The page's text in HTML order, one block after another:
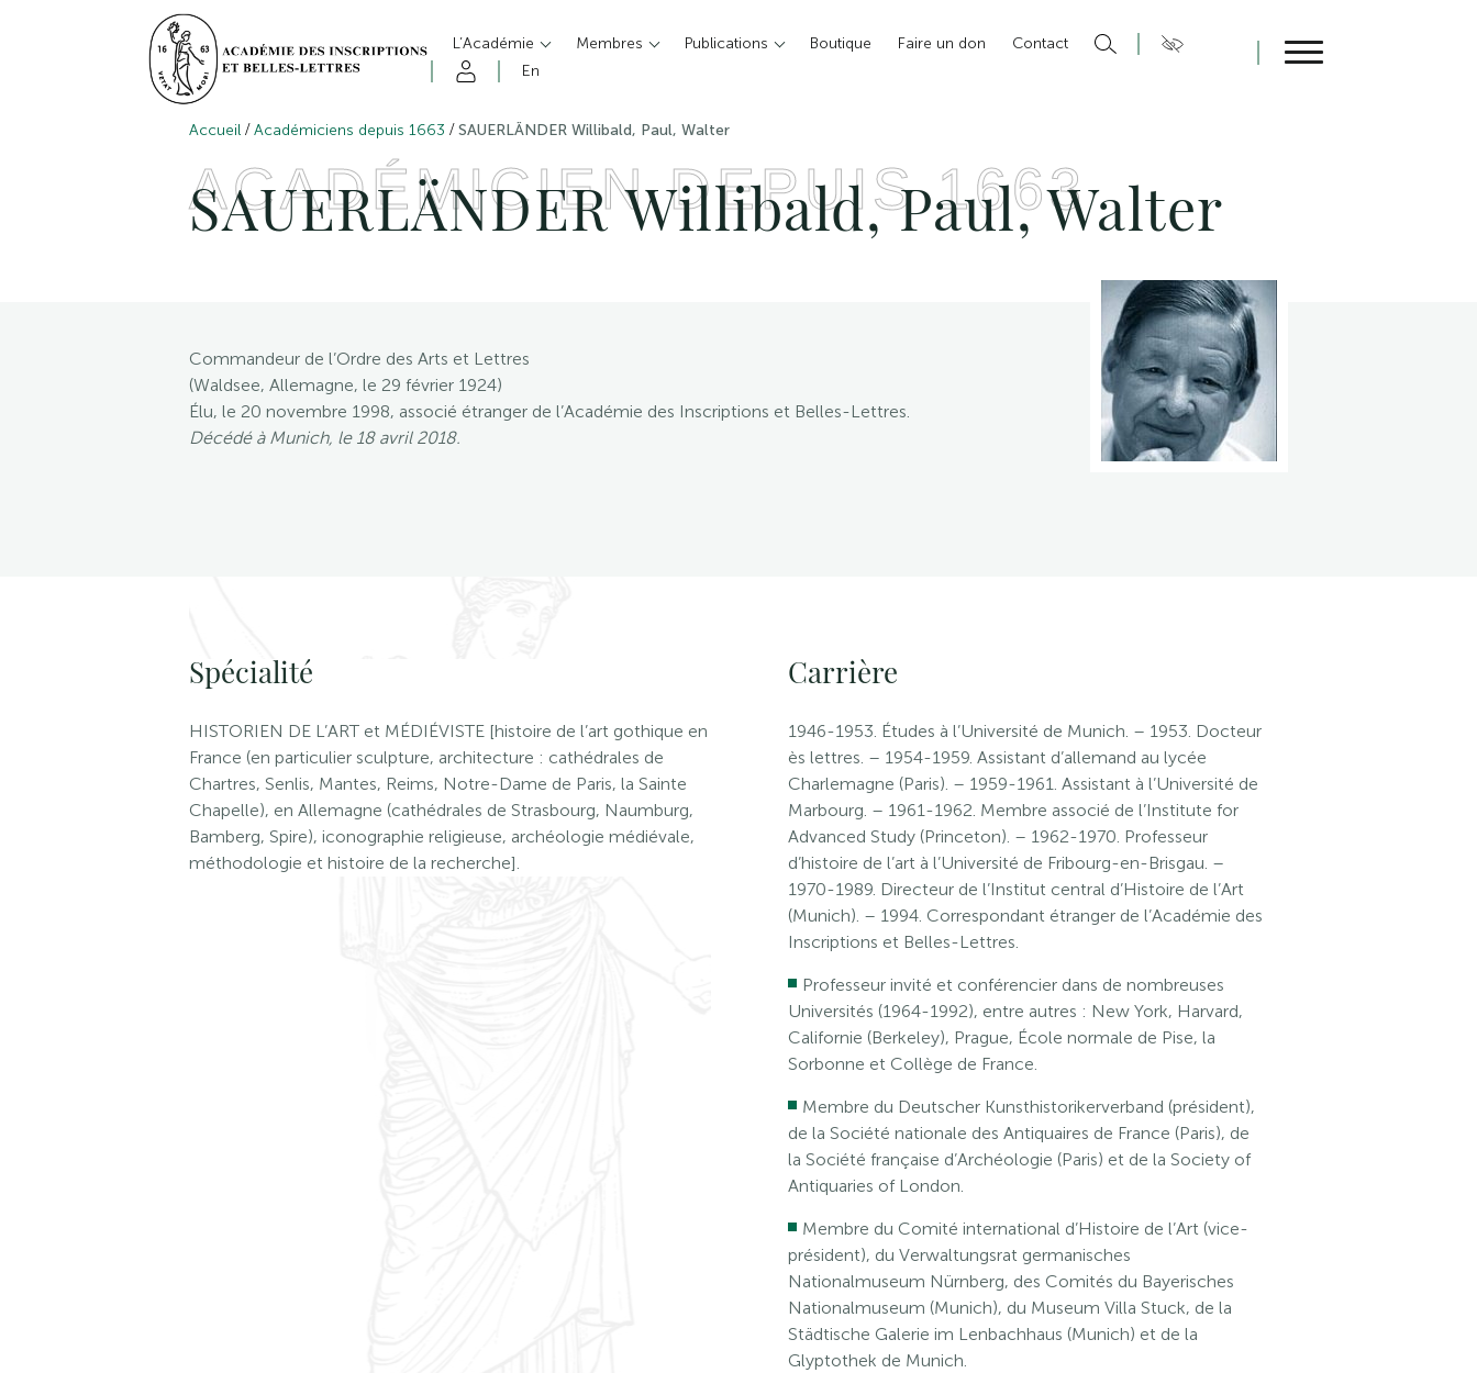
L’Académie Membres Publications Boutique Faire un don
Contact
En
Accueil /Académiciens depuis 1663 /SAUERLÄNDER Willibald, Paul, Walter
ACADÉMICIEN DEPUIS 1663
SAUERLÄNDER Willibald, Paul, Walter
Commandeur de l’Ordre des Arts et Lettres
(Waldsee, Allemagne, le 29 février 1924)
Élu, le 20 novembre 1998, associé étranger de l’Académie des Inscriptions et Belles-Lettres.
Décédé à Munich, le 18 avril 2018.
Spécialité
HISTORIEN DE L’ART et MÉDIÉVISTE [histoire de l’art gothique en
France (en particulier sculpture, architecture : cathédrales de
Chartres, Senlis, Mantes, Reims, Notre-Dame de Paris, la Sainte
Chapelle), en Allemagne (cathédrales de Strasbourg, Naumburg,
Bamberg, Spire), iconographie religieuse, archéologie médiévale,
méthodologie et histoire de la recherche].
Carrière
1946-1953. Études à l’Université de Munich. – 1953. Docteur
ès lettres. – 1954-1959. Assistant d’allemand au lycée
Charlemagne (Paris). – 1959-1961. Assistant à l’Université de
Marbourg. – 1961-1962. Membre associé de l’Institute for
Advanced Study (Princeton). – 1962-1970. Professeur
d’histoire de l’art à l’Université de Fribourg-en-Brisgau. –
1970-1989. Directeur de l’Institut central d’Histoire de l’Art
(Munich). – 1994. Correspondant étranger de l’Académie des
Inscriptions et Belles-Lettres.
Professeur invité et conférencier dans de nombreuses
Universités (1964-1992), entre autres : New York, Harvard,
Californie (Berkeley), Prague, École normale de Pise, la
Sorbonne et Collège de France.
Membre du Deutscher Kunsthistorikerverband (président),
de la Société nationale des Antiquaires de France (Paris), de
la Société française d’Archéologie (Paris) et de la Society of
Antiquaries of London.
Membre du Comité international d’Histoire de l’Art (vice-
président), du Verwaltungsrat germanisches
Nationalmuseum Nürnberg, des Comités du Bayerisches
Nationalmuseum (Munich), du Museum Villa Stuck, de la
Städtische Galerie im Lenbachhaus (Munich) et de la
Glyptothek de Munich.